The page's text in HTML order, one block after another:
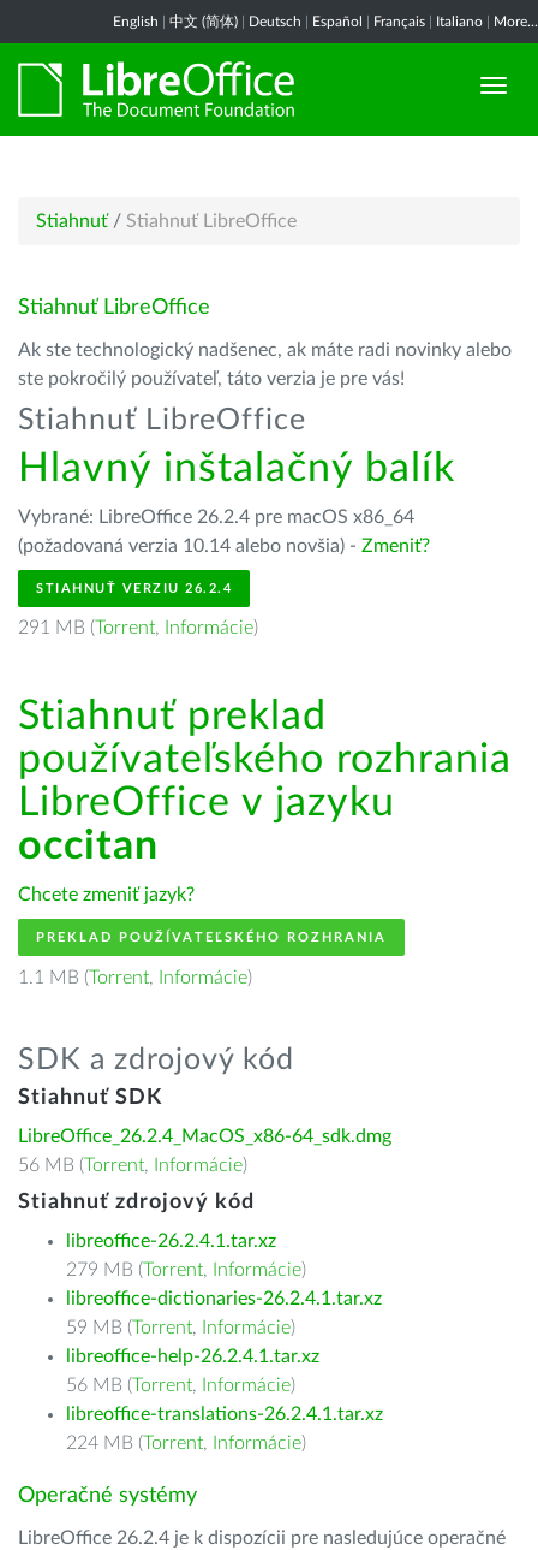
English 中文 (简体) Deutsch Español Français Italiano More...
Stiahnuť / Stiahnuť LibreOffice
Stiahnuť LibreOffice
Ak ste technologický nadšenec, ak máte radi novinky alebo
ste pokročilý používateľ, táto verzia je pre vás!
Stiahnuť LibreOffice
Hlavný inštalačný balík
Vybrané: LibreOffice 26.2.4 pre macOS x86_64
(požadovaná verzia 10.14 alebo novšia) - Zmeniť?
STIAHNUŤ VERZIU 26.2.4
291 MB (Torrent, Informácie)
Stiahnuť preklad
používateľského rozhrania
LibreOffice v jazyku
occitan
Chcete zmeniť jazyk?
PREKLAD POUŽÍVATEĽSKÉHO ROZHRANIA
1.1 MB (Torrent, Informácie)
SDK a zdrojový kód
Stiahnuť SDK
LibreOffice_26.2.4_MacOS_x86-64_sdk.dmg
56 MB (Torrent, Informácie)
Stiahnuť zdrojový kód
libreoffice-26.2.4.1.tar.xz
279 MB (Torrent, Informácie)
libreoffice-dictionaries-26.2.4.1.tar.xz
59 MB (Torrent, Informácie)
libreoffice-help-26.2.4.1.tar.xz
56 MB (Torrent, Informácie)
libreoffice-translations-26.2.4.1.tar.xz
224 MB (Torrent, Informácie)
Operačné systémy
LibreOffice 26.2.4 je k dispozícii pre nasledujúce operačné